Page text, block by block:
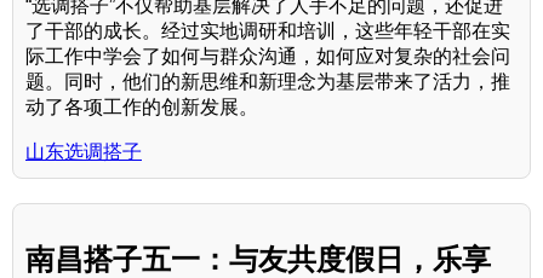
“选调搭子”不仅帮助基层解决了人手不足的问题，还促进
了干部的成长。经过实地调研和培训，这些年轻干部在实
际工作中学会了如何与群众沟通，如何应对复杂的社会问
题。同时，他们的新思维和新理念为基层带来了活力，推
动了各项工作的创新发展。
山东选调搭子
南昌搭子五一：与友共度假日，乐享